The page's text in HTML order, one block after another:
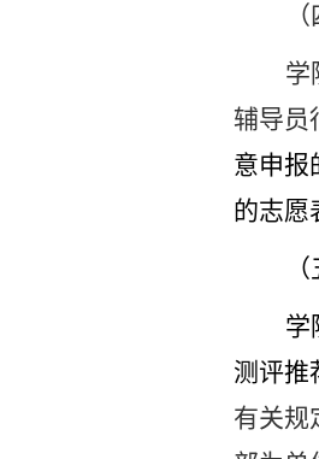
学
辅导员
意申报
的志愿
学
测评推
有关规